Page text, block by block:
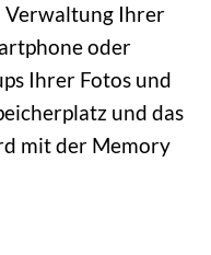
Verwaltung Ihrer
oder
Ihrer Fotos und
und das
mit der Memory